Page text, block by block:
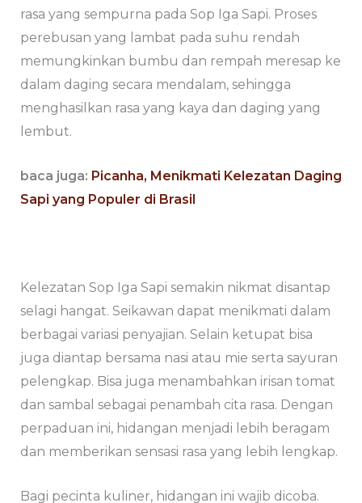
rasa yang sempurna pada Sop Iga Sapi. Proses
perebusan yang lambat pada suhu rendah
memungkinkan bumbu dan rempah meresap ke
dalam daging secara mendalam, sehingga
menghasilkan rasa yang kaya dan daging yang
lembut.
baca juga: Picanha, Menikmati Kelezatan Daging
Sapi yang Populer di Brasil
Kelezatan Sop Iga Sapi semakin nikmat disantap
selagi hangat. Seikawan dapat menikmati dalam
berbagai variasi penyajian. Selain ketupat bisa
juga diantap bersama nasi atau mie serta sayuran
pelengkap. Bisa juga menambahkan irisan tomat
dan sambal sebagai penambah cita rasa. Dengan
perpaduan ini, hidangan menjadi lebih beragam
dan memberikan sensasi rasa yang lebih lengkap.
Bagi pecinta kuliner, hidangan ini wajib dicoba.